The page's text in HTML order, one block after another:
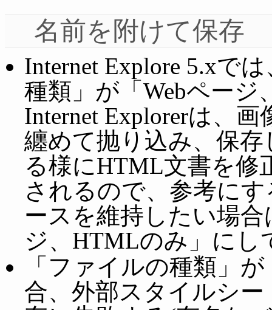
名前を附けて保存
Internet Explore 5.xで
種類」が「Webペー
Internet Explorerは、
纏めて抛り込み、保
る様にHTML文書を修
されるので、参考に
ースを維持したい場
ジ、HTMLのみ」にし
「ファイルの種類」
合、外部スタイルシ